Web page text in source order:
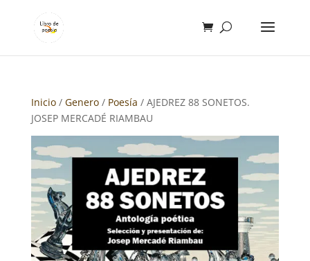
Inicio/ Genero/ Poesía / AJEDREZ 88 SONETOS.
JOSEP MERCADÉ RIAMBAU